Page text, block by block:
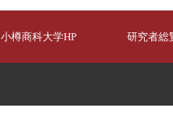
小樽商科大学HP 研究者総